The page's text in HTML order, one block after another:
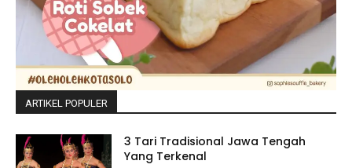
ARTIKEL POPULER
3 Tari Tradisional Jawa Tengah
Yang Terkenal